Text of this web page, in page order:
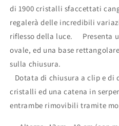
di 1900 cristalli sfaccettati
regalerà delle incredibili
riflesso della luce. Presenta
ovale, ed una base
sulla chiusura.
Dotata di chiusura a clip e di
cristalli ed una catena in
entrambe rimovibili tramite